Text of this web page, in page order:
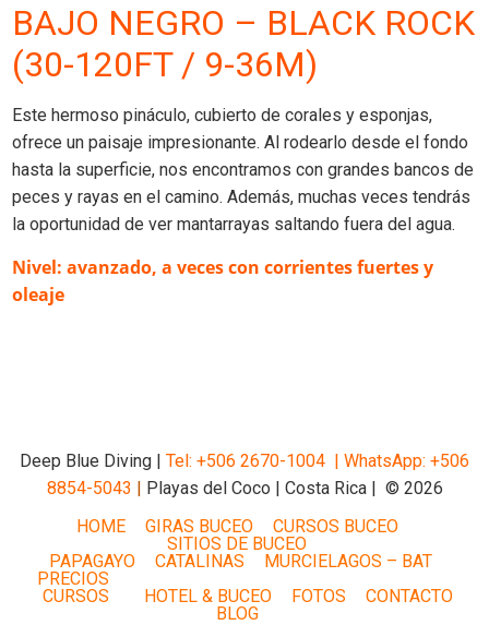
BAJO NEGRO – BLACK ROCK
(30-120FT / 9-36M)
Este hermoso pináculo, cubierto de corales y esponjas,
ofrece un paisaje impresionante. Al rodearlo desde el fondo
hasta la superficie, nos encontramos con grandes bancos de
peces y rayas en el camino. Además, muchas veces tendrás
la oportunidad de ver mantarrayas saltando fuera del agua.
Nivel: avanzado, a veces con corrientes fuertes y
oleaje
Deep Blue Diving | Tel: +506 2670-1004 | WhatsApp: +506
8854-5043 | Playas del Coco | Costa Rica | © 2026
HOME
GIRAS BUCEO
CURSOS BUCEO
SITIOS DE BUCEO
PAPAGAYO
CATALINAS
MURCIELAGOS – BAT
PRECIOS
CURSOS
HOTEL & BUCEO FOTOS
CONTACTO
BLOG